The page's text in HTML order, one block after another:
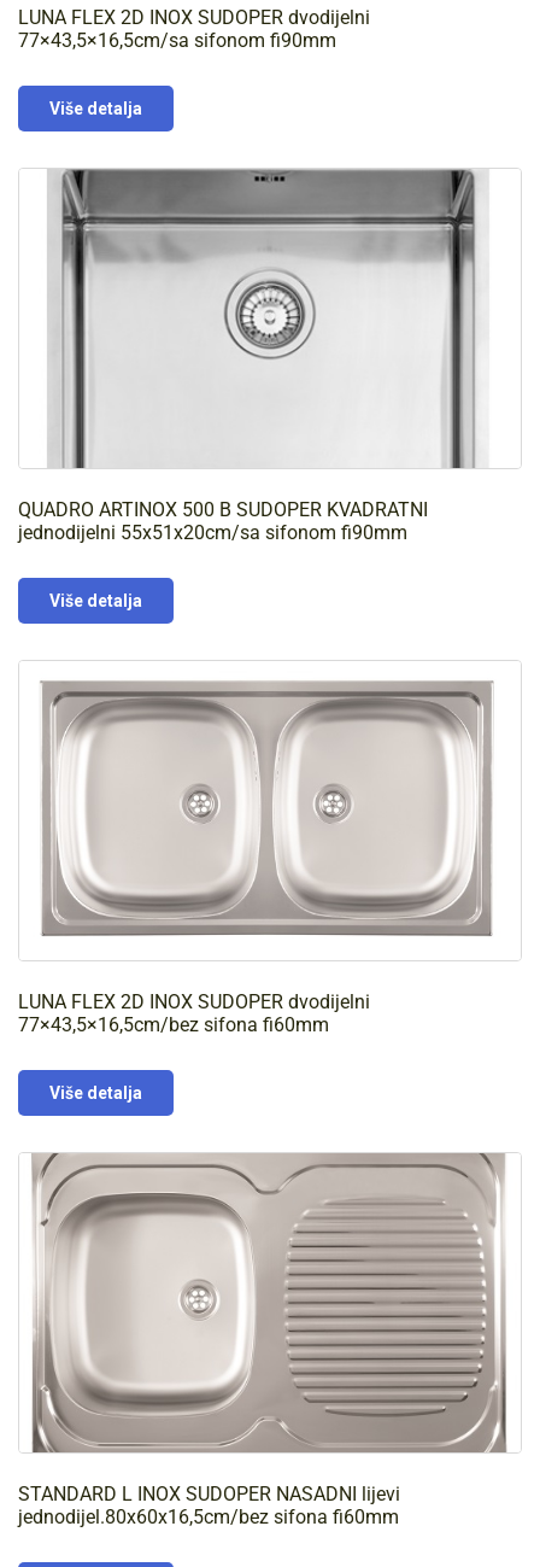
LUNA FLEX 2D INOX SUDOPER dvodijelni
77×43,5×16,5cm/sa sifonom fi90mm
Više detalja
QUADRO ARTINOX 500 B SUDOPER KVADRATNI
jednodijelni 55x51x20cm/sa sifonom fi90mm
Više detalja
LUNA FLEX 2D INOX SUDOPER dvodijelni
77×43,5×16,5cm/bez sifona fi60mm
Više detalja
STANDARD L INOX SUDOPER NASADNI lijevi
jednodijel.80x60x16,5cm/bez sifona fi60mm